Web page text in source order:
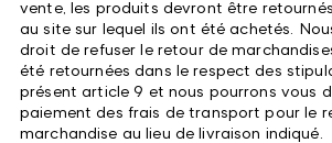
vente, les produits devront être
au site sur lequel ils ont été achetés.
droit de refuser le retour de
été retournées dans le respect des
présent article 9 et nous pourrons vous
paiement des frais de transport pour le
marchandise au lieu de livraison indiqué.